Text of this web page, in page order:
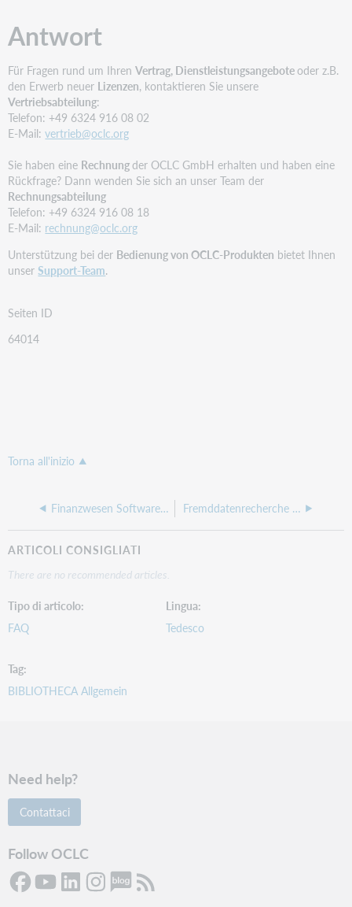
Antwort
Für Fragen rund um IhrenVertrag, Dienstleistungsangebote oder z.B.
den Erwerb neuer Lizenzen, kontaktieren Sie unsere
Vertriebsabteilung:
Telefon: +49 6324 916 08 02
E-Mail:vertrieb@oclc.org
Sie haben eine Rechnungder OCLC GmbH erhalten und haben eine
Rückfrage? Dann wenden Sie sich an unser Team der
Rechnungsabteilung
Telefon: +49 6324 916 08 18
E-Mail: rechnung@oclc.org
Unterstützung bei der Bedienung von OCLC-Produkten bietet Ihnen
unserSupport-Team.
Seiten ID
64014
Torna all'inizio
Finanzwesen Software infoma für BIBLIOTHECA Fremddatenrecherche SRU-Parameter einstellen
ARTICOLI CONSIGLIATI
There are no recommended articles.
Tipo di articolo
FAQ
Lingua
Tedesco
Tag
BIBLIOTHECA Allgemein
Need help?
Contattaci
Follow OCLC